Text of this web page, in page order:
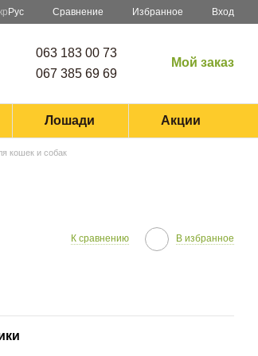
Рус Сравнение Избранное Вход
063 183 00 73
067 385 69 69
Мой заказ
Лошади Акции
кошек и собак
К сравнению В избранное